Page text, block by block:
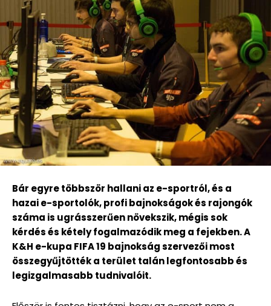
Bár egyre többször hallani az e-sportról, és a
hazai e-sportolók, profi bajnokságok és rajongók
száma is ugrásszerűen növekszik, mégis sok
kérdés és kétely fogalmazódik meg a fejekben. A
K&H e-kupa FIFA 19 bajnokság szervezői most
összegyűjtötték a terület talán legfontosabb és
legizgalmasabb tudnivalóit.